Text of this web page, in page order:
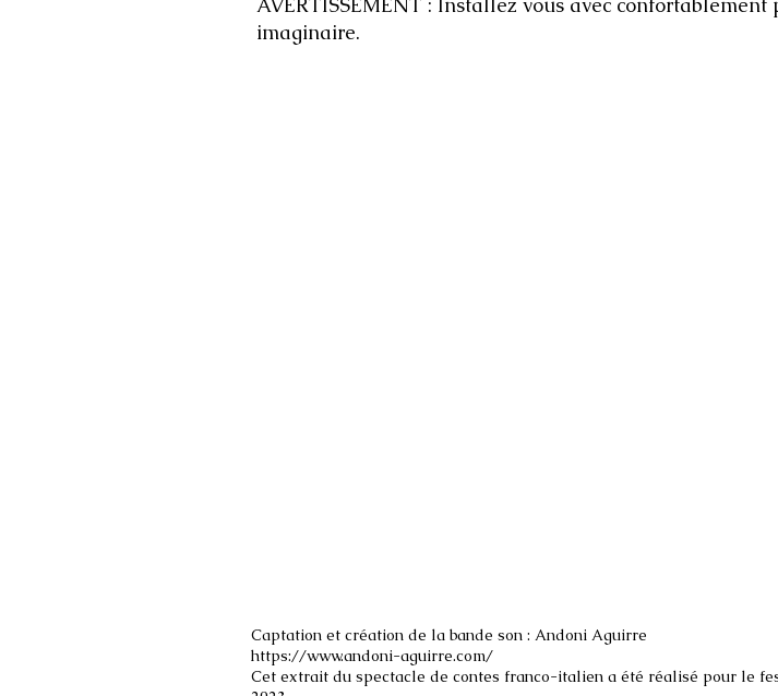
imaginaire.
Captation et création de la bande son : Andoni Aguirre
https://www.andoni-aguirre.com/
Cet extrait du spectacle de contes franco-italien a été réalisé pour le